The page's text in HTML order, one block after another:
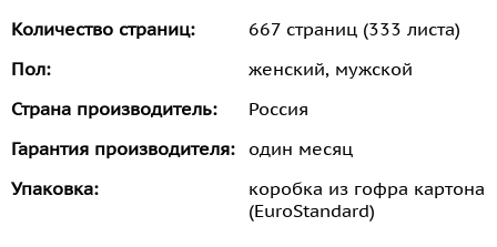
Количество страниц:
667 страниц (333 листа)
Пол:
женский, мужской
Страна производитель:
Россия
Гарантия производителя:
один месяц
Упаковка:
коробка из гофра картона
(EuroStandard)